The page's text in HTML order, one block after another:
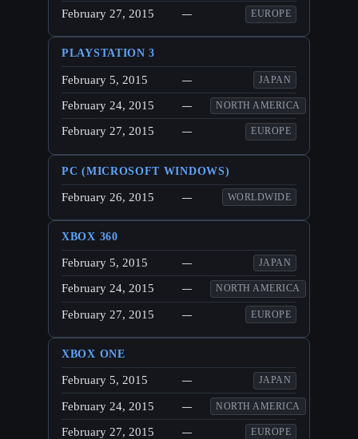
February 27, 2015 — EUROPE
PLAYSTATION 3
February 5, 2015 — JAPAN
February 24, 2015 — NORTH AMERICA
February 27, 2015 — EUROPE
PC (MICROSOFT WINDOWS)
February 26, 2015 — WORLDWIDE
XBOX 360
February 5, 2015 — JAPAN
February 24, 2015 — NORTH AMERICA
February 27, 2015 — EUROPE
XBOX ONE
February 5, 2015 — JAPAN
February 24, 2015 — NORTH AMERICA
February 27, 2015 — EUROPE